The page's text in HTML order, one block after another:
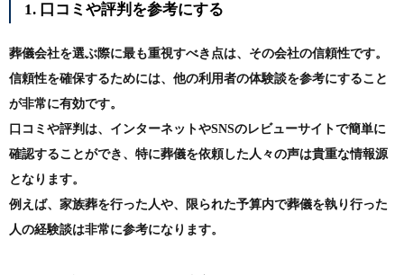
1. 口コミや評判を参考にする
葬儀会社を選ぶ際に最も重視すべき点は、その会社の信頼性です。
信頼性を確保するためには、他の利用者の体験談を参考にすること
が非常に有効です。
口コミや評判は、インターネットやSNSのレビューサイトで簡単に
確認することができ、特に葬儀を依頼した人々の声は貴重な情報源
となります。
例えば、家族葬を行った人や、限られた予算内で葬儀を執り行った
人の経験談は非常に参考になります。